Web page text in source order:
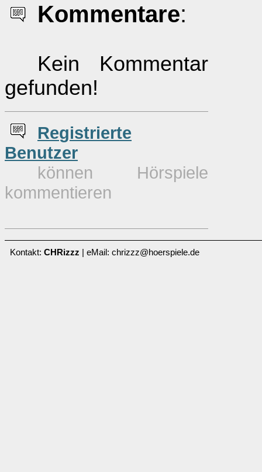
Kommentare:
Kein Kommentar
gefunden!
Registrierte
Benutzer
können Hörspiele
kommentieren
Kontakt: CHRizzz | eMail: chrizzz@hoerspiele.de